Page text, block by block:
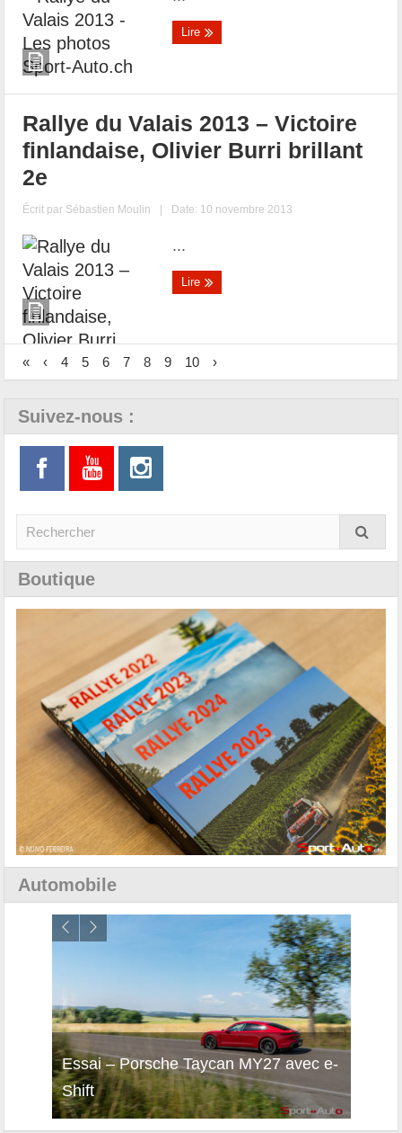
Lire
Rallye du Valais 2013 – Victoire
finlandaise, Olivier Burri brillant
2e
Écrit par Sébastien Moulin | Date: 10 novembre 2013
...
Lire
« ‹ 4 5 6 7 8 9 10 ›
Suivez-nous :
Boutique
Automobile
Essai – Porsche Taycan MY27 avec e-
Shift